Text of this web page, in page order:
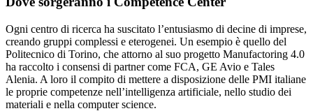
Ogni centro di ricerca ha suscitato l’entusiasmo di decine di imprese,
creando gruppi complessi e eterogenei. Un esempio è quello del
Politecnico di Torino, che attorno al suo progetto Manufactoring 4.0
ha raccolto i consensi di partner come FCA, GE Avio e Tales
Alenia. A loro il compito di mettere a disposizione delle PMI italiane
le proprie competenze nell’intelligenza artificiale, nello studio dei
materiali e nella computer science.